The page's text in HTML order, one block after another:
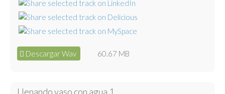
Descargar Wav 60.67 MB
Llenando vaso con agua 1